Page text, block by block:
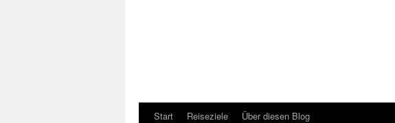
Start Reiseziele Über diesen Blog